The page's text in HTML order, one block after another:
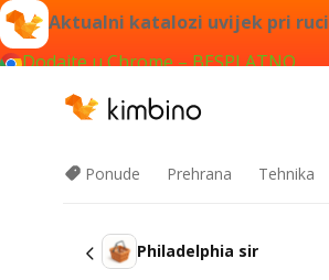
Aktualni katalozi uvijek pri ruci
Dodajte u Chrome – BESPLATNO
Ponude Prehrana Tehnika
Philadelphia sir